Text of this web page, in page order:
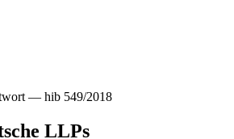
— hib 549/2018
LLPs